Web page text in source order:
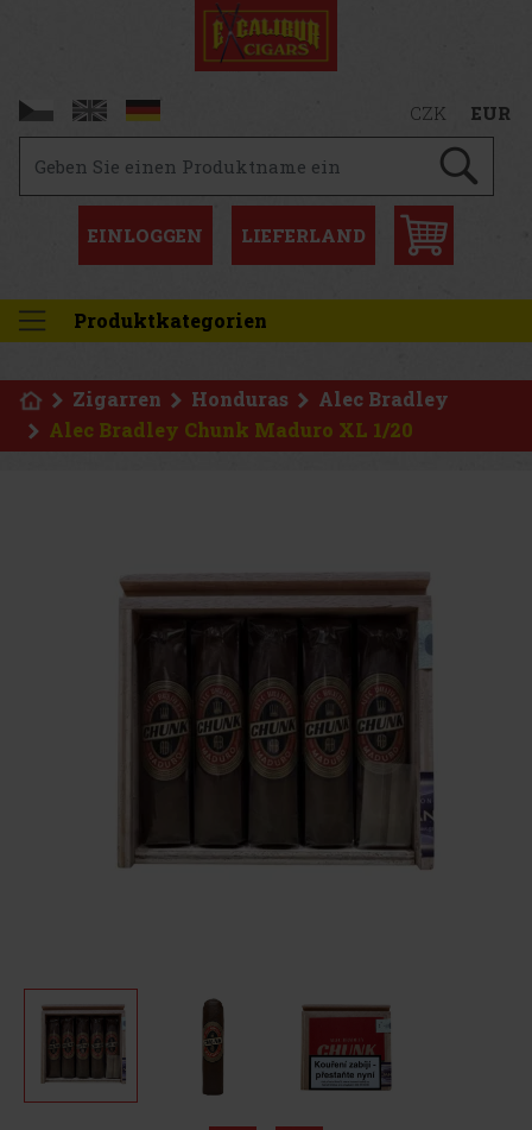
CZK EUR
EINLOGGEN LIEFERLAND
Produktkategorien
Zigarren Honduras
Alec Bradley
Alec Bradley Chunk Maduro XL 1/20